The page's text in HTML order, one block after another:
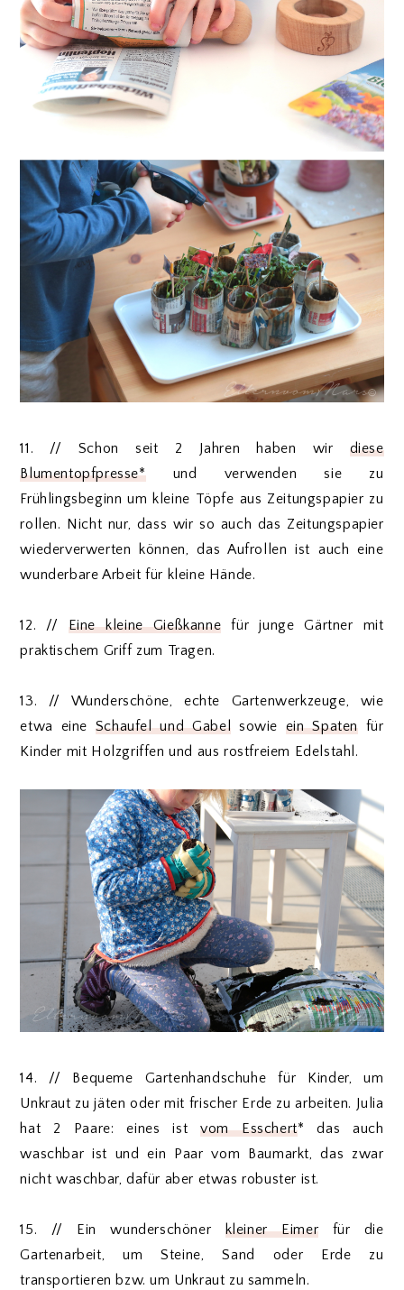
11. // Schon seit 2 Jahren haben wir diese
Blumentopfpresse*und verwenden sie zu
Frühlingsbeginn um kleine Töpfe aus Zeitungspapier zu
rollen. Nicht nur, dass wir so auch das Zeitungspapier
wiederverwerten können, das Aufrollen ist auch eine
wunderbare Arbeit für kleine Hände.
12. // Eine kleine Gießkanne für junge Gärtner mit
praktischem Griff zum Tragen.
13. // Wunderschöne, echte Gartenwerkzeuge, wie
etwa eine Schaufel und Gabel sowie ein Spaten für
Kinder mit Holzgriffen und aus rostfreiem Edelstahl.
14. // Bequeme Gartenhandschuhe für Kinder, um
Unkraut zu jäten oder mit frischer Erde zu arbeiten. Julia
hat 2 Paare: eines istvom Esschert* das auch
waschbar ist und ein Paar vom Baumarkt, das zwar
nicht waschbar, dafür aber etwas robuster ist.
15. // Ein wunderschöner kleiner Eimer für die
Gartenarbeit, um Steine, Sand oder Erde zu
transportieren bzw. um Unkraut zu sammeln.